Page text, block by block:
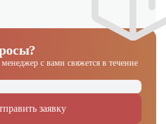
менеджер с вами свяжется в течение
заявку